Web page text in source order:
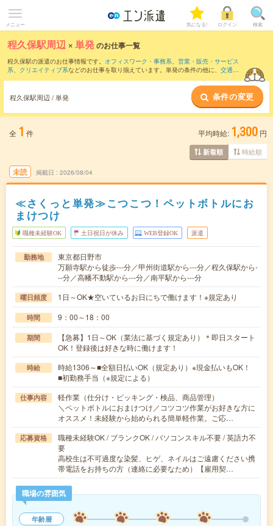
メニュー 気になる! ログイン 検索
程久保駅周辺 ×単発のお仕事一覧
程久保駅の派遣のお仕事情報です。 オフィスワーク・事務系、 営業・販売・サービス
系、 クリエイティブ系などのお仕事を取り揃えています。単発の条件の他に、 交通費
程久保駅周辺 / 単発 条件の変更
全 1 件 平均時給: 1,300 円
新着順 時給順
未読 掲載日 2026/08/04
≪さくっと単発≫こつこつ！ペットボトルにお
まけつけ
職種未経験OK 土日祝日が休み WEB登録OK 派遣
勤務地
東京都日野市
万願寺駅から徒歩---分／甲州街道駅から---分／程久保駅から-
--分／高幡不動駅から---分／南平駅から---分
曜日頻度 1日～OK★空いているお日にちで働けます！※規定あり
時間 9：00～18：00
期間
【急募】1日～OK（業法に基づく規定あり）＊即日スタート
OK！登録後は好きな時に働けます！
時給
時給1306～■全額日払いOK（規定あり）※現金払いもOK！
■初勤務手当（※規定による）
仕事内容
軽作業（仕分け・ピッキング・検品、商品管理）
＼ペットボトルにおまけつけ／コツコツ作業がお好きな方に
オススメ！未経験から始められる簡単軽作業。ご応…
応募資格
職種未経験OK / ブランクOK / パソコンスキル不要 / 英語力不
要
高校生は不可過度な染髪、ヒゲ、ネイルはご遠慮ください携
帯電話をお持ちの方（連絡に必要なため）【雇用契…
職場の雰囲気
年齢層